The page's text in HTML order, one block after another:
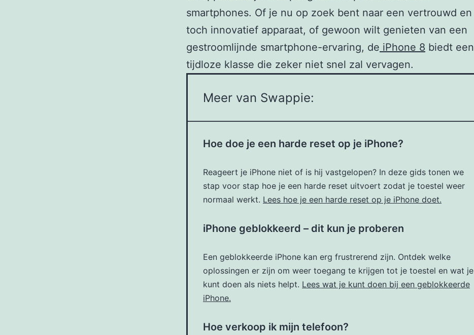
smartphones. Of je nu op zoek bent naar een vertrouwd en
toch innovatief apparaat, of gewoon wilt genieten van een
gestroomlijnde smartphone-ervaring, de iPhone 8 biedt een
tijdloze klasse die zeker niet snel zal vervagen.
Meer van Swappie:
Hoe doe je een harde reset op je iPhone?
Reageert je iPhone niet of is hij vastgelopen? In deze gids tonen we
stap voor stap hoe je een harde reset uitvoert zodat je toestel weer
normaal werkt. Lees hoe je een harde reset op je iPhone doet.
iPhone geblokkeerd – dit kun je proberen
Een geblokkeerde iPhone kan erg frustrerend zijn. Ontdek welke
oplossingen er zijn om weer toegang te krijgen tot je toestel en wat je
kunt doen als niets helpt. Lees wat je kunt doen bij een geblokkeerde
iPhone.
Hoe verkoop ik mijn telefoon?